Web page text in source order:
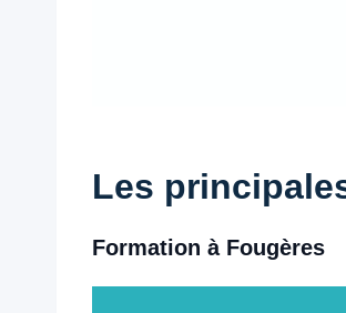
Les
Formation à Fougères